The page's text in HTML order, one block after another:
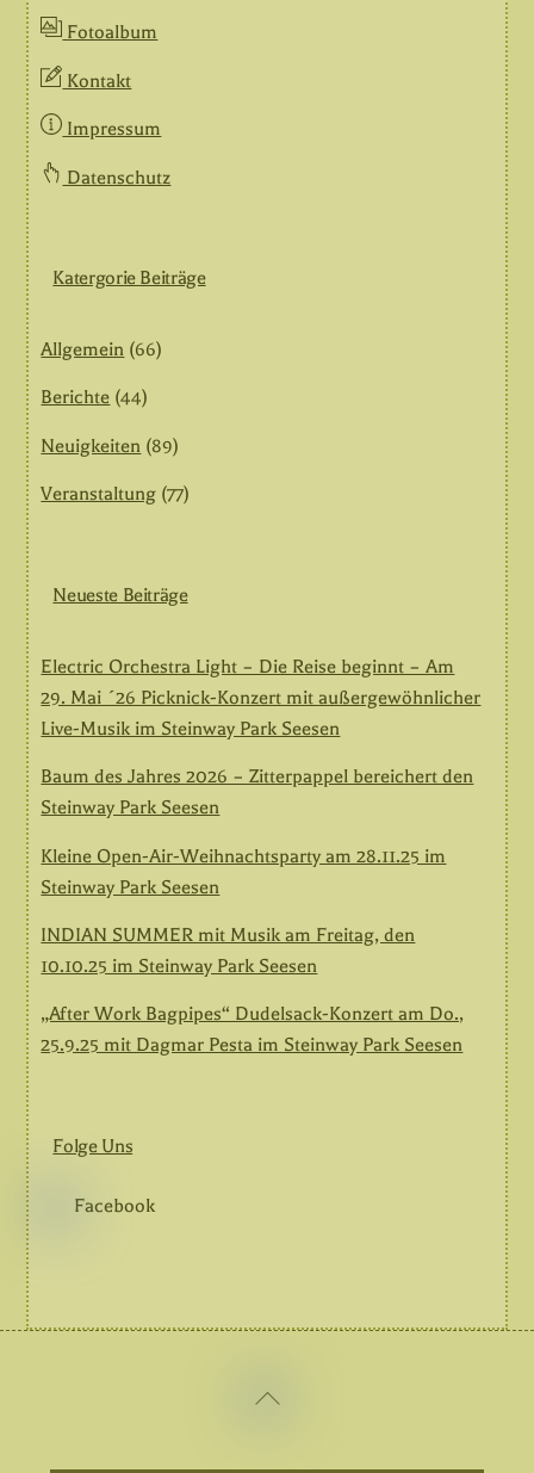
Fotoalbum
Kontakt
Impressum
Datenschutz
Katergorie Beiträge
Allgemein (66)
Berichte (44)
Neuigkeiten (89)
Veranstaltung (77)
Neueste Beiträge
Electric Orchestra Light – Die Reise beginnt – Am
29. Mai ´26 Picknick-Konzert mit außergewöhnlicher
Live-Musik im Steinway Park Seesen
Baum des Jahres 2026 – Zitterpappel bereichert den
Steinway Park Seesen
Kleine Open-Air-Weihnachtsparty am 28.11.25 im
Steinway Park Seesen
INDIAN SUMMER mit Musik am Freitag, den
10.10.25 im Steinway Park Seesen
„After Work Bagpipes“ Dudelsack-Konzert am Do.,
25.9.25 mit Dagmar Pesta im Steinway Park Seesen
Folge Uns
Facebook
Back